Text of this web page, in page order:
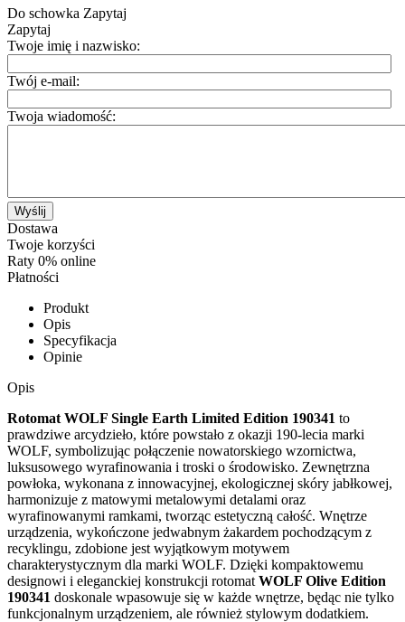
Do schowka Zapytaj
Zapytaj
Twoje imię i nazwisko:
Twój e-mail:
Twoja wiadomość:
Wyślij
Dostawa
Twoje korzyści
Raty 0% online
Płatności
Produkt
Opis
Specyfikacja
Opinie
Opis
Rotomat WOLF Single Earth Limited Edition 190341 to
prawdziwe arcydzieło, które powstało z okazji 190-lecia marki
WOLF, symbolizując połączenie nowatorskiego wzornictwa,
luksusowego wyrafinowania i troski o środowisko. Zewnętrzna
powłoka, wykonana z innowacyjnej, ekologicznej skóry jabłkowej,
harmonizuje z matowymi metalowymi detalami oraz
wyrafinowanymi ramkami, tworząc estetyczną całość. Wnętrze
urządzenia, wykończone jedwabnym żakardem pochodzącym z
recyklingu, zdobione jest wyjątkowym motywem
charakterystycznym dla marki WOLF. Dzięki kompaktowemu
designowi i eleganckiej konstrukcji rotomat WOLF Olive Edition
190341 doskonale wpasowuje się w każde wnętrze, będąc nie tylko
funkcjonalnym urządzeniem, ale również stylowym dodatkiem.